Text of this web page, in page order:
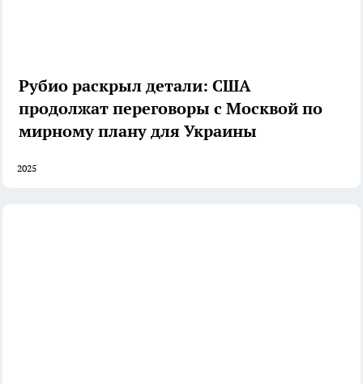
Рубио раскрыл детали: США
продолжат переговоры с Москвой по
мирному плану для Украины
2025